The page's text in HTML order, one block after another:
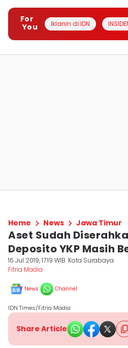
For
You
Iklanin di IDN
Home News Jawa Timur
Aset Sudah
Deposito YKP Masih
16 Jul 2019, 17:19 WIB Kota Surabaya
Fitria Madia
News Channel
IDN Times/Fitria Madia
Share Article